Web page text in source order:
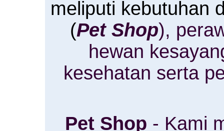
meliputi kebutuhan
(Pet Shop),
hewan
kesehatan serta
Pet Shop - Kami